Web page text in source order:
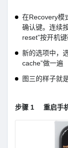
在Recovery模
确认键。连续
reset”按开机键
新的选项中，
cache”做一遍
图三的样子就
步骤 1 重启手